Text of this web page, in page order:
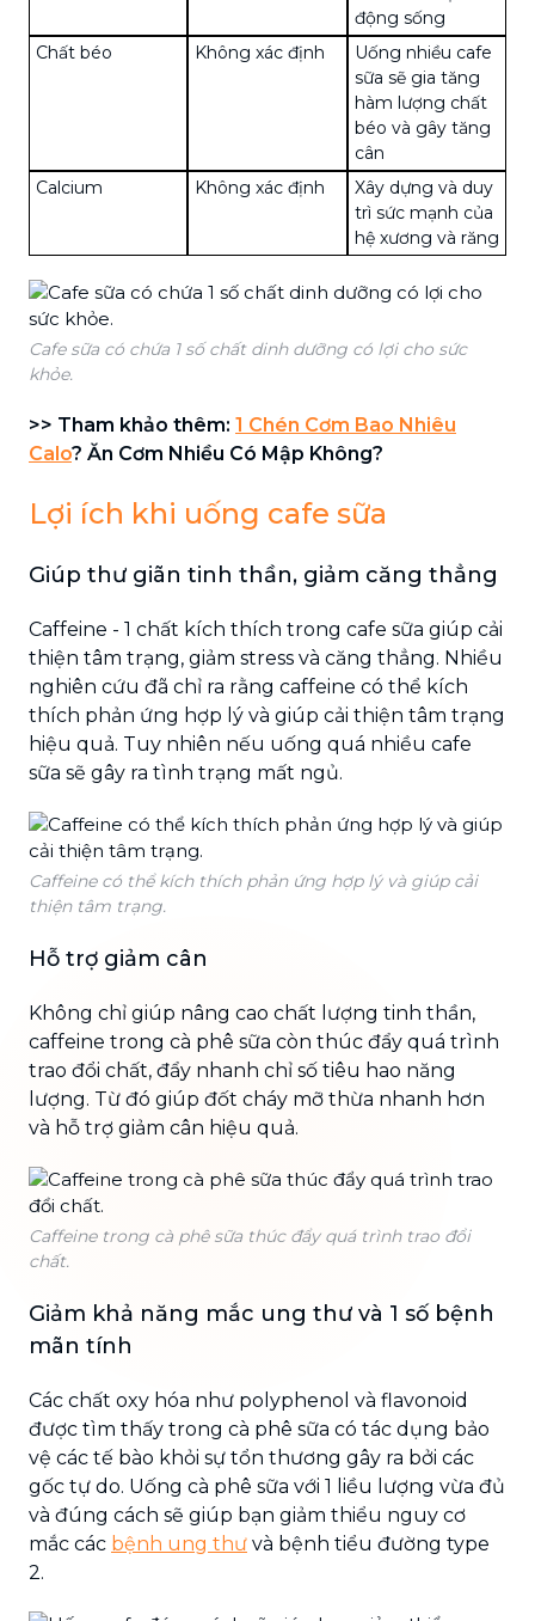
động sống
Chất béo
Không xác định
Uống nhiều cafe
sữa sẽ gia tăng
hàm lượng chất
béo và gây tăng
cân
Calcium
Không xác định
Xây dựng và duy
trì sức mạnh của
hệ xương và răng
Cafe sữa có chứa 1 số chất dinh dưỡng có lợi cho sức
khỏe.
>> Tham khảo thêm: 1 Chén Cơm Bao Nhiêu
Calo? Ăn Cơm Nhiều Có Mập Không?
Lợi ích khi uống cafe sữa
Giúp thư giãn tinh thần, giảm căng thẳng
Caffeine - 1 chất kích thích trong cafe sữa giúp cải
thiện tâm trạng, giảm stress và căng thẳng. Nhiều
nghiên cứu đã chỉ ra rằng caffeine có thể kích
thích phản ứng hợp lý và giúp cải thiện tâm trạng
hiệu quả. Tuy nhiên nếu uống quá nhiều cafe
sữa sẽ gây ra tình trạng mất ngủ.
Caffeine có thể kích thích phản ứng hợp lý và giúp cải
thiện tâm trạng.
Hỗ trợ giảm cân
Không chỉ giúp nâng cao chất lượng tinh thần,
caffeine trong cà phê sữa còn thúc đẩy quá trình
trao đổi chất, đẩy nhanh chỉ số tiêu hao năng
lượng. Từ đó giúp đốt cháy mỡ thừa nhanh hơn
và hỗ trợ giảm cân hiệu quả.
Caffeine trong cà phê sữa thúc đẩy quá trình trao đổi
chất.
Giảm khả năng mắc ung thư và 1 số bệnh
mãn tính
Các chất oxy hóa như polyphenol và flavonoid
được tìm thấy trong cà phê sữa có tác dụng bảo
vệ các tế bào khỏi sự tổn thương gây ra bởi các
gốc tự do. Uống cà phê sữa với 1 liều lượng vừa đủ
và đúng cách sẽ giúp bạn giảm thiểu nguy cơ
mắc các bệnh ung thư và bệnh tiểu đường type
2.